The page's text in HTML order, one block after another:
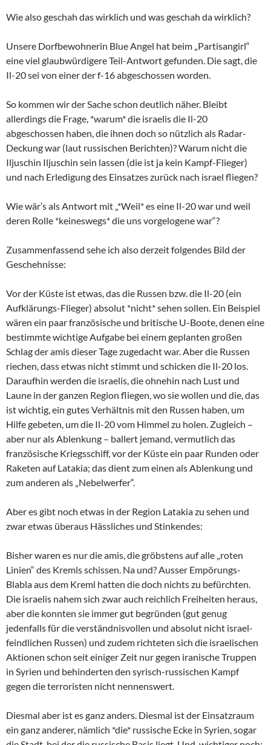
Wie also geschah das wirklich und was geschah da wirklich?
Unsere Dorfbewohnerin Blue Angel hat beim „Partisangirl“
eine viel glaubwürdigere Teil-Antwort gefunden. Die sagt, die
Il-20 sei von einer der f-16 abgeschossen worden.
So kommen wir der Sache schon deutlich näher. Bleibt
allerdings die Frage, *warum* die israelis die Il-20
abgeschossen haben, die ihnen doch so nützlich als Radar-
Deckung war (laut russischen Berichten)? Warum nicht die
Iljuschin Iljuschin sein lassen (die ist ja kein Kampf-Flieger)
und nach Erledigung des Einsatzes zurück nach israel fliegen?
Wie wär’s als Antwort mit „*Weil* es eine Il-20 war und weil
deren Rolle *keineswegs* die uns vorgelogene war“?
Zusammenfassend sehe ich also derzeit folgendes Bild der
Geschehnisse:
Vor der Küste ist etwas, das die Russen bzw. die Il-20 (ein
Aufklärungs-Flieger) absolut *nicht* sehen sollen. Ein Beispiel
wären ein paar französische und britische U-Boote, denen eine
bestimmte wichtige Aufgabe bei einem geplanten großen
Schlag der amis dieser Tage zugedacht war. Aber die Russen
riechen, dass etwas nicht stimmt und schicken die Il-20 los.
Daraufhin werden die israelis, die ohnehin nach Lust und
Laune in der ganzen Region fliegen, wo sie wollen und die, das
ist wichtig, ein gutes Verhältnis mit den Russen haben, um
Hilfe gebeten, um die Il-20 vom Himmel zu holen. Zugleich –
aber nur als Ablenkung – ballert jemand, vermutlich das
französische Kriegsschiff, vor der Küste ein paar Runden oder
Raketen auf Latakia; das dient zum einen als Ablenkung und
zum anderen als „Nebelwerfer“.
Aber es gibt noch etwas in der Region Latakia zu sehen und
zwar etwas überaus Hässliches und Stinkendes:
Bisher waren es nur die amis, die gröbstens auf alle „roten
Linien“ des Kremls schissen. Na und? Ausser Empörungs-
Blabla aus dem Kreml hatten die doch nichts zu befürchten.
Die israelis nahem sich zwar auch reichlich Freiheiten heraus,
aber die konnten sie immer gut begründen (gut genug
jedenfalls für die verständnisvollen und absolut nicht israel-
feindlichen Russen) und zudem richteten sich die israelischen
Aktionen schon seit einiger Zeit nur gegen iranische Truppen
in Syrien und behinderten den syrisch-russischen Kampf
gegen die terroristen nicht nennenswert.
Diesmal aber ist es ganz anders. Diesmal ist der Einsatzraum
ein ganz anderer, nämlich *die* russische Ecke in Syrien, sogar